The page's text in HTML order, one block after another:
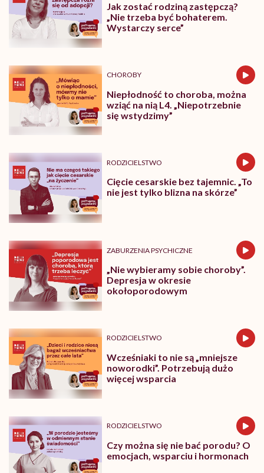
Jak zostać rodziną zastępczą?
„Nie trzeba być bohaterem.
Wystarczy serce”
CHOROBY
Niepłodność to choroba, można
wziąć na nią L4. „Niepotrzebnie
się wstydzimy”
RODZICIELSTWO
Cięcie cesarskie bez tajemnic. „To
nie jest tylko blizna na skórze”
ZABURZENIA PSYCHICZNE
„Nie wybieramy sobie choroby”.
Depresja w okresie
okołoporodowym
RODZICIELSTWO
Wcześniaki to nie są „mniejsze
noworodki”. Potrzebują dużo
więcej wsparcia
RODZICIELSTWO
Czy można się nie bać porodu? O
emocjach, wsparciu i hormonach